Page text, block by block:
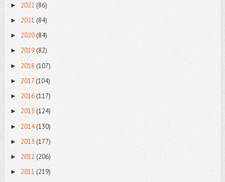
► 2022 (86)
► 2021 (84)
► 2020(84)
► 2019 (82)
► 2018 (107)
► 2017(104)
► 2016 (117)
► 2015 (124)
► 2014(130)
► 2013 (177)
► 2012 (206)
► 2011 (219)